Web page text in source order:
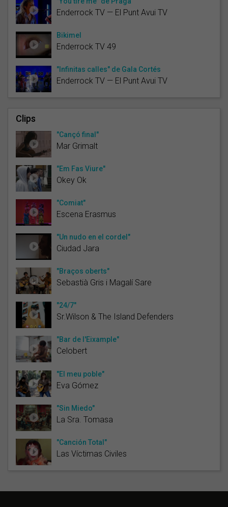
Enderrock TV — El Punt Avui TV
Bikimel
Enderrock TV 49
"Infinitas calles" de Gala Cortés
Enderrock TV — El Punt Avui TV
Clips
"Cançó final"
Mar Grimalt
"Em Fas Viure"
Okey Ok
"Comiat"
Escena Erasmus
"Un nudo en el cordel"
Ciudad Jara
"Braços oberts"
Sebastià Gris i Magalí Sare
"24/7"
Sr.Wilson & The Island Defenders
"Bar de l'Eixample"
Celobert
"El meu poble"
Eva Gómez
"Sin Miedo"
La Sra. Tomasa
"Canción Total"
Las Víctimas Civiles